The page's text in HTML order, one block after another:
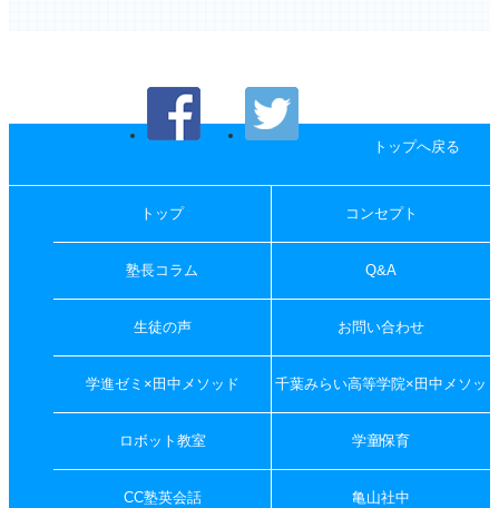
トップへ戻る
トップ コンセプト
塾長コラム Q&A
生徒の声 お問い合わせ
学進ゼミ×田中メソッド 千葉みらい高等学院×田中メソッ
ド
ロボット教室 学童保育
CC塾英会話 亀山社中